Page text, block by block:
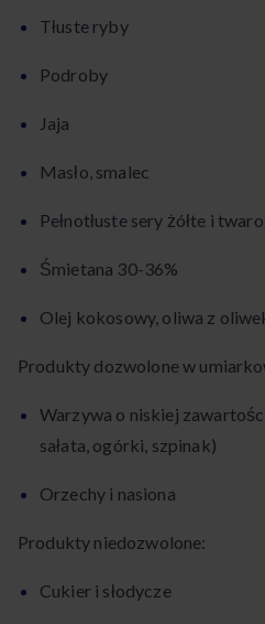
Tłuste ryby
Podroby
Jaja
Masło, smalec
Pełnotłuste sery żółte i
Śmietana 30-36%
Olej kokosowy, oliwa z
Produkty dozwolone w
Warzywa o niskiej
sałata, ogórki, szpinak)
Orzechy i nasiona
Produkty niedozwolone:
Cukier i słodycze